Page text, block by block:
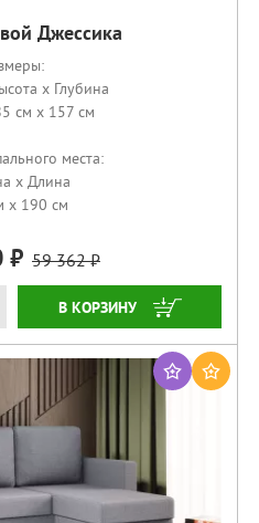
Джессика
x Глубина
см x 157 см
места:
x Длина
x 190 см
59 362
ЗАКАЗАТЬ